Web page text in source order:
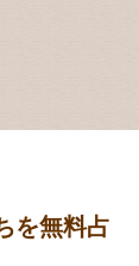
を無料占